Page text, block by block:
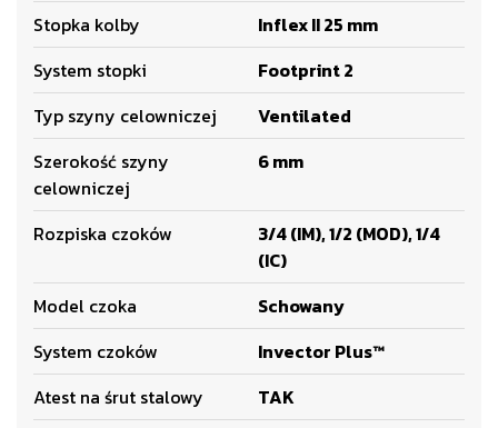
Stopka kolby
Inflex II 25 mm
System stopki
Footprint 2
Typ szyny celowniczej
Ventilated
Szerokość szyny
celowniczej
6 mm
Rozpiska czoków
3/4 (IM), 1/2 (MOD), 1/4
(IC)
Model czoka
Schowany
System czoków
Invector Plus™
Atest na śrut stalowy
TAK